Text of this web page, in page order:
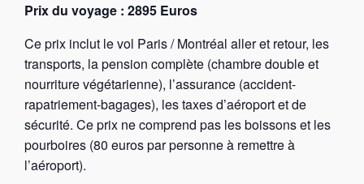
Prix du voyage : 2895 Euros
Ce prix inclut le vol Paris / Montréal aller et retour, les
transports, la pension complète (chambre double et
nourriture végétarienne), l’assurance (accident-
rapatriement-bagages), les taxes d’aéroport et de
sécurité. Ce prix ne comprend pas les boissons et les
pourboires (80 euros par personne à remettre à
l’aéroport).